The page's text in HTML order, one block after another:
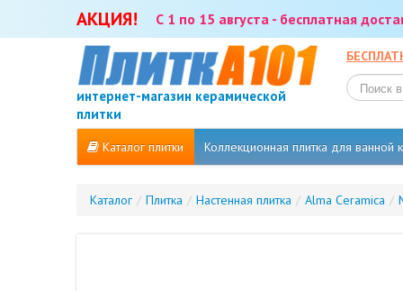
АКЦИЯ! С 1 по 15 августа - бесплатная
интернет-магазин керамической
плитки
Каталог плитки Коллекционная плитка для ванной
Каталог / Плитка / Настенная плитка / Alma Ceramica /